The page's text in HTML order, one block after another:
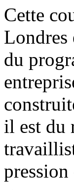
Cette
Londres
du
il est du